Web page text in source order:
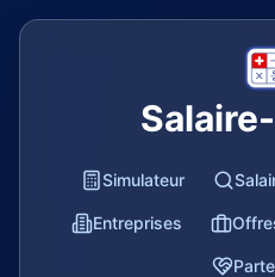
Simulateur
Entreprises